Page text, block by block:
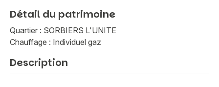
Détail du patrimoine
Quartier : SORBIERS L'UNITE
Chauffage : Individuel gaz
Description